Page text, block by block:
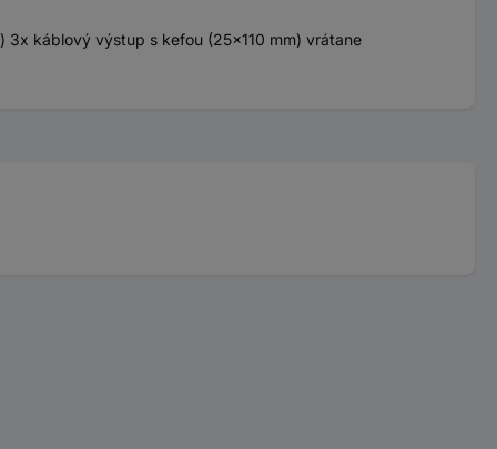
káblový výstup s kefou (25x110 mm) vrátane